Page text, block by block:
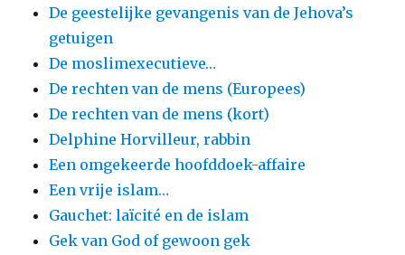
De geestelijke gevangenis van de Jehova’s
getuigen
De moslimexecutieve…
De rechten van de mens (Europees)
De rechten van de mens (kort)
Delphine Horvilleur, rabbin
Een omgekeerde hoofddoek-affaire
Een vrije islam…
Gauchet: laïcité en de islam
Gek van God of gewoon gek